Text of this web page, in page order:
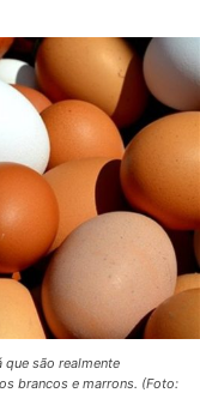
são realmente
brancos e marrons. (Foto: